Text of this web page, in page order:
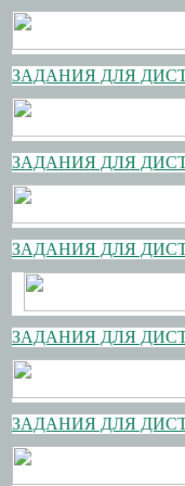
ЗАДАНИЯ ДЛЯ
ЗАДАНИЯ ДЛЯ
ЗАДАНИЯ ДЛЯ
ЗАДАНИЯ ДЛЯ
ЗАДАНИЯ ДЛЯ